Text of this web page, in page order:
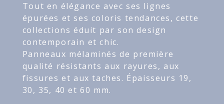
Tout en élégance avec ses lignes
épurées et ses coloris tendances, cette
collections éduit par son design
contemporain et chic.
Panneaux mélaminés de première
qualité résistants aux rayures, aux
fissures et aux taches. Épaisseurs 19,
30, 35, 40 et 60 mm.